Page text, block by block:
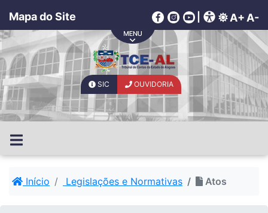
Mapa do Site A+ A-
SIC OUVIDORIA
Início Legislações e Normativas Atos